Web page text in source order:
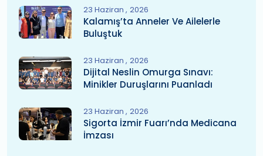
23 Haziran 2026
Kalamış’ta Anneler Ve Ailelerle
Buluştuk
23 Haziran 2026
Dijital Neslin Omurga Sınavı:
Minikler Duruşlarını Puanladı
23 Haziran 2026
Sigorta İzmir Fuarı’nda Medicana
İmzası